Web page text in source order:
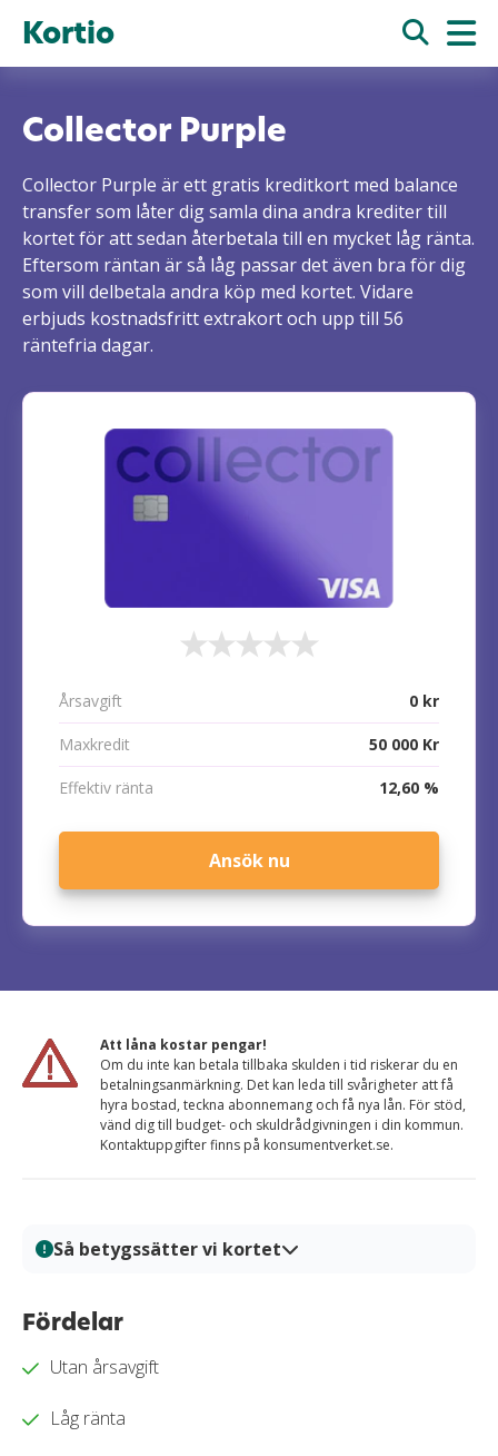
Kortio
Årsavgift 0 kr
Maxkredit 50 000 Kr
Effektiv ränta 12,60 %
Ansök nu
Collector Purple
Collector Purple är ett gratis kreditkort med balance
transfer som låter dig samla dina andra krediter till
kortet för att sedan återbetala till en mycket låg ränta.
Eftersom räntan är så låg passar det även bra för dig
som vill delbetala andra köp med kortet. Vidare
erbjuds kostnadsfritt extrakort och upp till 56
räntefria dagar.
Att låna kostar pengar!
Om du inte kan betala tillbaka skulden i tid riskerar du en
betalningsanmärkning. Det kan leda till svårigheter att få
hyra bostad, teckna abonnemang och få nya lån. För stöd,
vänd dig till budget- och skuldrådgivningen i din kommun.
Kontaktuppgifter finns på konsumentverket.se.
Så betygssätter vi kortet
en systematisk och transparent granskningsprocess.
så att du enkelt kan jämföra fördelar, kostnader och
information, praktiska tester och redaktionell analys.
Fördelar
Utan årsavgift
Låg ränta